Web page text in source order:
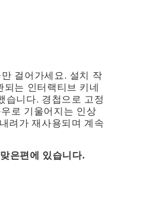
걸어가세요. 설치 작
는 인터랙티브 키네
습니다. 경첩으로 고정
로 기울어지는 인상
려가 재사용되며 계속
은편에 있습니다.